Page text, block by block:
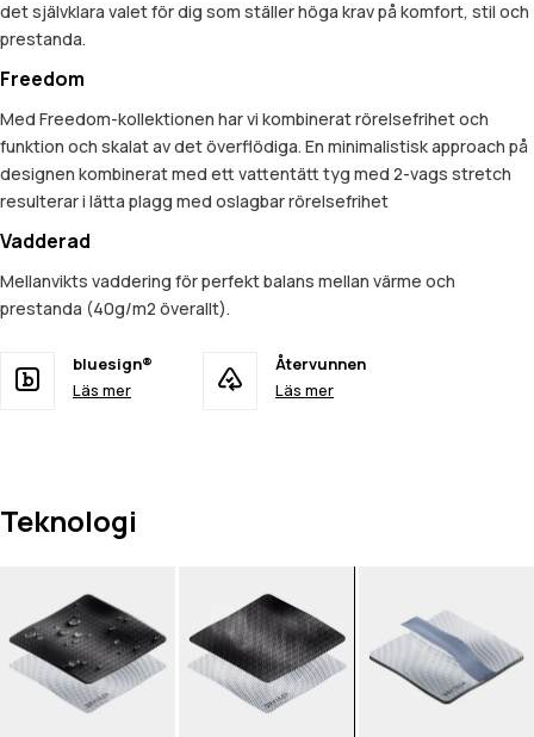
det självklara valet för dig som ställer höga krav på komfort, stil och
prestanda.
Freedom
Med Freedom-kollektionen har vi kombinerat rörelsefrihet och
funktion och skalat av det överflödiga. En minimalistisk approach på
designen kombinerat med ett vattentätt tyg med 2-vags stretch
resulterar i lätta plagg med oslagbar rörelsefrihet
Vadderad
Mellanvikts vaddering för perfekt balans mellan värme och
prestanda (40g/m2 överallt).
bluesign®
Läs mer
Återvunnen
Läs mer
Teknologi